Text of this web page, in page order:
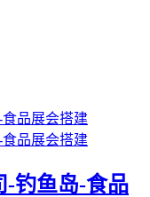
-钓鱼岛-食品